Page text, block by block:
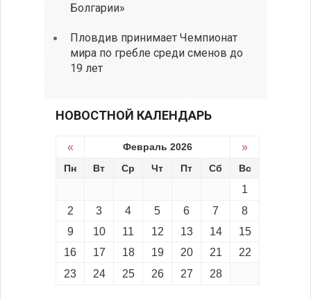
Болгарии»
Пловдив принимает Чемпионат
мира по гребле среди сменов до
19 лет
НОВОСТНОЙ КАЛЕНДАРЬ
« Февраль 2026 »
Пн Вт Ср Чт Пт Сб Вс
1
2
3 4 5 6 7
8
9
10 11 12 13 14
15
16
17 18 19 20 21
22
23
24 25 26 27 28